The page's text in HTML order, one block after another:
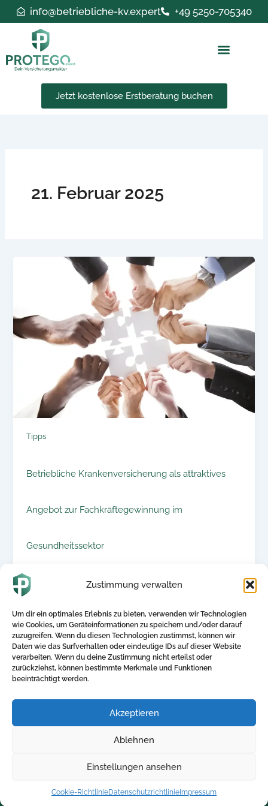
Zustimmung verwalten
Um dir ein optimales Erlebnis zu bieten, verwenden wir Technologien
wie Cookies, um Geräteinformationen zu speichern und/oder darauf
zuzugreifen. Wenn du diesen Technologien zustimmst, können wir
Daten wie das Surfverhalten oder eindeutige IDs auf dieser Website
verarbeiten. Wenn du deine Zustimmung nicht erteilst oder
zurückziehst, können bestimmte Merkmale und Funktionen
beeinträchtigt werden.
Akzeptieren
Ablehnen
Einstellungen ansehen
Cookie-RichtlinieDatenschutzrichtlinie Impressum
Inhalt
springen
info@betriebliche-kv.expert +49 5250-705340
Jetzt kostenlose Erstberatung buchen
21. Februar 2025
Tipps
Betriebliche Krankenversicherung als attraktives
Angebot zur Fachkräftegewinnung im
Gesundheitssektor
21. Februar 2025
Betriebliche Krankenversicherung als attraktives
Gesundheitssektor Die medizinische Versorgung
in Deutschland steht vor einer enormen
Herausforderung. Der […]
Kontakt
Kontakt
info@betriebliche-